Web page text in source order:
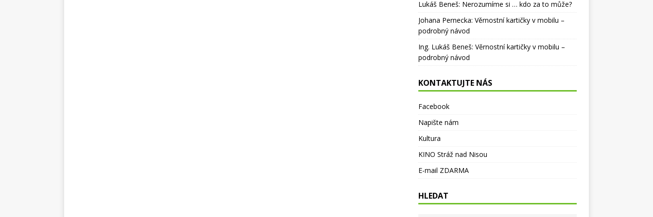
Lukáš Beneš: Nerozumíme si … kdo za to může?
Johana Pernecka: Věrnostní kartičky v mobilu –
podrobný návod
Ing. Lukáš Beneš: Věrnostní kartičky v mobilu –
podrobný návod
KONTAKTUJTE NÁS
Facebook
Napište nám
Kultura
KINO Stráž nad Nisou
E-mail ZDARMA
HLEDAT